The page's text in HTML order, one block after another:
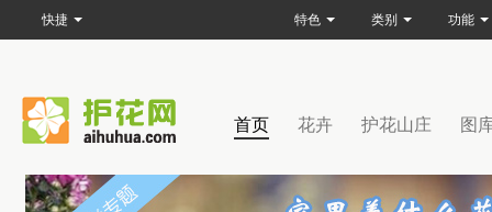
首页 花卉 护花山庄 图
快捷 特色 类别 功能